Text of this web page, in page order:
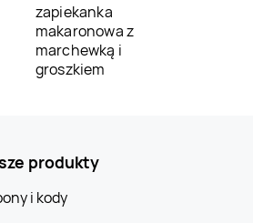
zapiekanka
makaronowa z
marchewką i
groszkiem
produkty
i kody